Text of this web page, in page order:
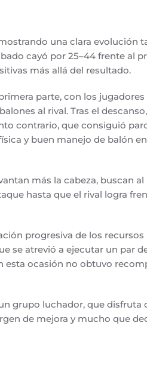
una clara evolución
cayó por 25–44 frente al
más allá del resultado.
parte, con los jugadores
al rival. Tras el
contrario, que consiguió
y buen manejo de balón en
más la cabeza, buscan al
hasta que el rival logra
progresiva de los recursos
se atrevió a ejecutar un par
esta ocasión no obtuvo
grupo luchador, que disfruta
de mejora y mucho que